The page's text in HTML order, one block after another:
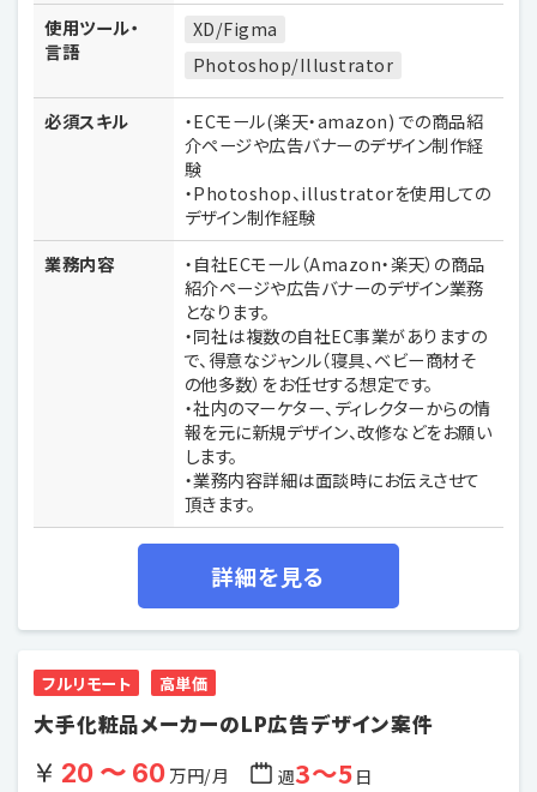
使用ツール・
言語
XD/Figma
Photoshop/Illustrator
必須スキル
・ECモール(楽天・amazon) での商品紹
介ページや広告バナーのデザイン制作経
験
・Photoshop、illustratorを使用しての
デザイン制作経験
業務内容
・自社ECモール（Amazon・楽天）の商品
紹介ページや広告バナーのデザイン業務
となります。
・同社は複数の自社EC事業がありますの
で、得意なジャンル（寝具、ベビー商材そ
の他多数）をお任せする想定です。
・社内のマーケター、ディレクターからの情
報を元に新規デザイン、改修などをお願い
します。
・業務内容詳細は面談時にお伝えさせて
頂きます。
詳細を見る
フルリモート 高単価
大手化粧品メーカーのLP広告デザイン案件
20 〜 60万円/月 週3〜5日